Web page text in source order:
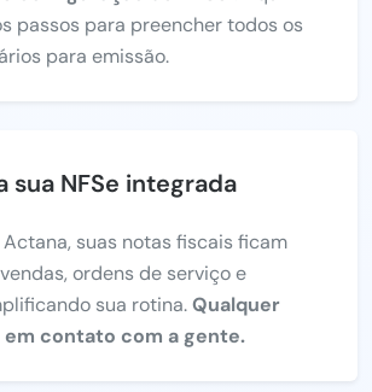
passos para preencher todos os
para emissão.
sua NFSe integrada
Actana, suas notas fiscais ficam
ordens de serviço e
sua rotina.Qualquer
contato com a gente.